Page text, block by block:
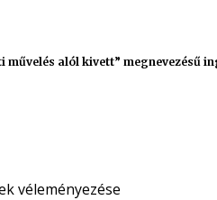
alól kivett” megnevezésű
véleményezése